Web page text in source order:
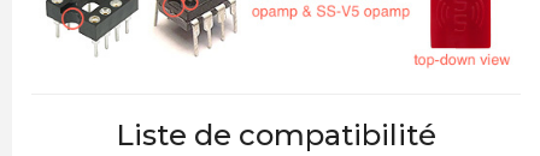
Liste de compatibilité